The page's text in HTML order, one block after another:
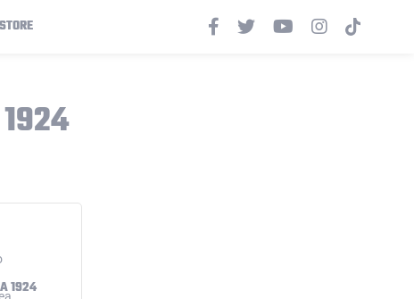
1924